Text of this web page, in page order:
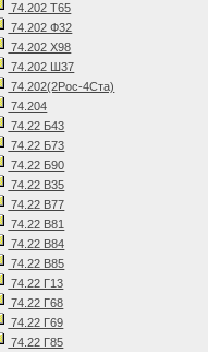
74.202 Т65
74.202 Ф32
74.202 Х98
74.202 Ш37
74.202(2Рос-4Ста)
74.204
74.22 Б43
74.22 Б73
74.22 Б90
74.22 В35
74.22 В77
74.22 В81
74.22 В84
74.22 В85
74.22 Г13
74.22 Г68
74.22 Г69
74.22 Г85